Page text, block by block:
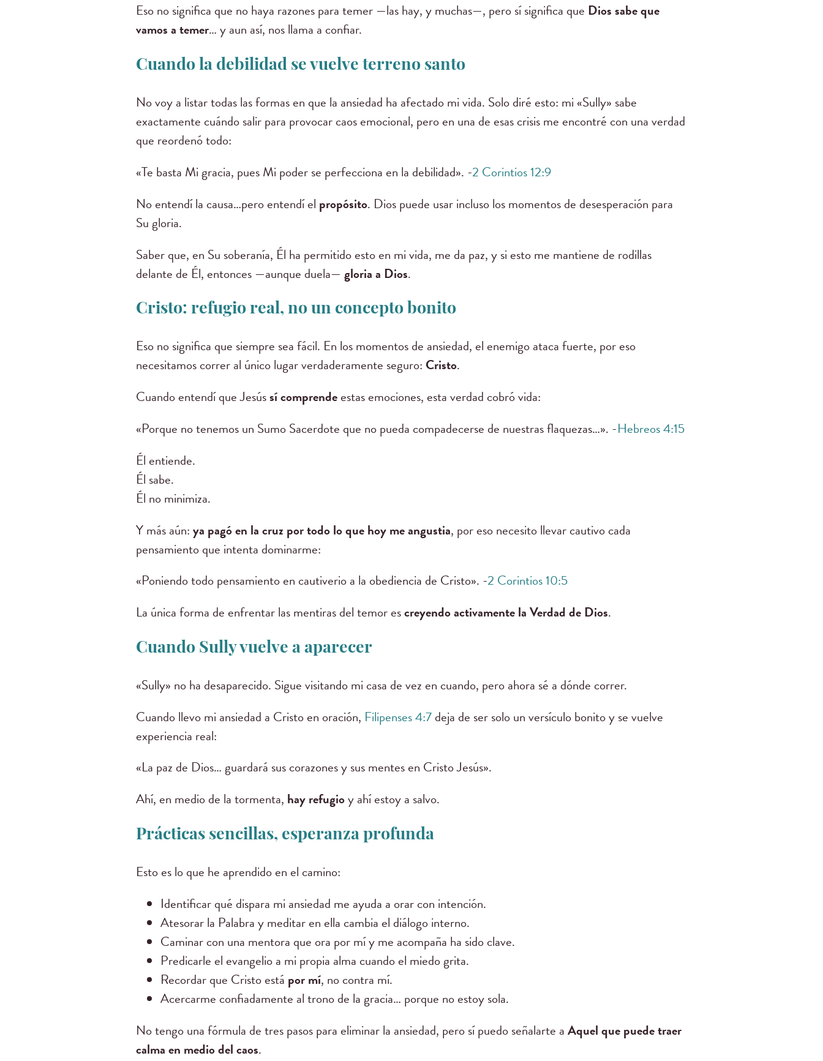
Eso no significa que no haya razones para temer —las hay, y muchas—, pero sí significa que Dios sabe que
vamos a temer… y aun así, nos llama a confiar.
Cuando la debilidad se vuelve terreno santo
No voy a listar todas las formas en que la ansiedad ha afectado mi vida. Solo diré esto: mi «Sully» sabe
exactamente cuándo salir para provocar caos emocional, pero en una de esas crisis me encontré con una verdad
que reordenó todo:
«Te basta Mi gracia, pues Mi poder se perfecciona en la debilidad». -2 Corintios 12:9
No entendí la causa…pero entendí el propósito. Dios puede usar incluso los momentos de desesperación para
Su gloria.
Saber que, en Su soberanía, Él ha permitido esto en mi vida, me da paz, y si esto me mantiene de rodillas
delante de Él, entonces —aunque duela— gloria a Dios.
Cristo: refugio real, no un concepto bonito
Eso no significa que siempre sea fácil. En los momentos de ansiedad, el enemigo ataca fuerte, por eso
necesitamos correr al único lugar verdaderamente seguro:Cristo.
Cuando entendí que Jesússí comprendeestas emociones, esta verdad cobró vida:
«Porque no tenemos un Sumo Sacerdote que no pueda compadecerse de nuestras flaquezas…». -Hebreos 4:15
Él entiende.
Él sabe.
Él no minimiza.
Y más aún:ya pagó en la cruz por todo lo que hoy me angustia, por eso necesito llevar cautivo cada
pensamiento que intenta dominarme:
«Poniendo todo pensamiento en cautiverio a la obediencia de Cristo». -2 Corintios 10:5
La única forma de enfrentar las mentiras del temor escreyendo activamente la Verdad de Dios.
Cuando Sully vuelve a aparecer
«Sully» no ha desaparecido. Sigue visitando mi casa de vez en cuando, pero ahora sé a dónde correr.
Cuando llevo mi ansiedad a Cristo en oración, Filipenses 4:7deja de ser solo un versículo bonito y se vuelve
experiencia real:
«La paz de Dios… guardará sus corazones y sus mentes en Cristo Jesús».
Ahí, en medio de la tormenta, hay refugioy ahí estoy a salvo.
Prácticas sencillas, esperanza profunda
Esto es lo que he aprendido en el camino:
Identificar qué dispara mi ansiedad me ayuda a orar con intención.
Atesorar la Palabra y meditar en ella cambia el diálogo interno.
Caminar con una mentora que ora por mí y me acompaña ha sido clave.
Predicarle el evangelio a mi propia alma cuando el miedo grita.
Recordar que Cristo está por mí, no contra mí.
Acercarme confiadamente al trono de la gracia… porque no estoy sola.
No tengo una fórmula de tres pasos para eliminar la ansiedad, pero sí puedo señalarte aAquel que puede traer
calma en medio del caos.